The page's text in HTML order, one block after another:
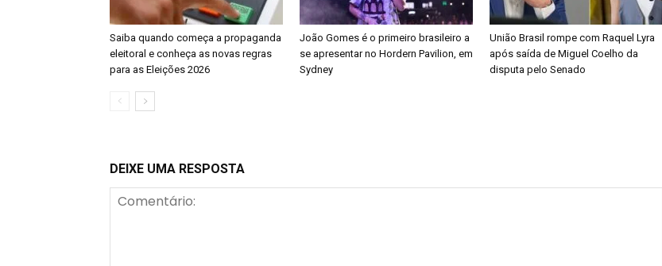
Saiba quando começa a propaganda
eleitoral e conheça as novas regras
para as Eleições 2026
João Gomes é o primeiro brasileiro a
se apresentar no Hordern Pavilion, em
Sydney
União Brasil rompe com Raquel Lyra
após saída de Miguel Coelho da
disputa pelo Senado
DEIXE UMA RESPOSTA